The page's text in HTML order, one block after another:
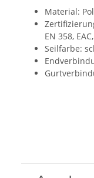
Material:
EN 358,
Seilfarbe: